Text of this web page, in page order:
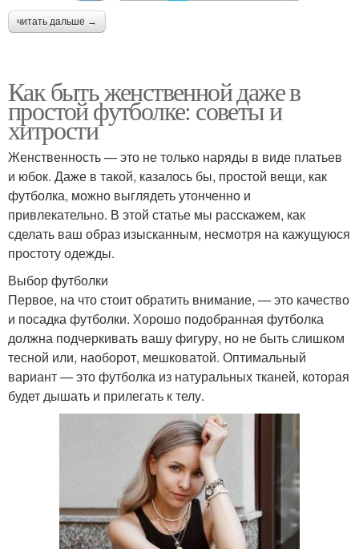
читать дальше →
Как быть женственной даже в
простой футболке: советы и
хитрости
Женственность — это не только наряды в виде платьев
и юбок. Даже в такой, казалось бы, простой вещи, как
футболка, можно выглядеть утонченно и
привлекательно. В этой статье мы расскажем, как
сделать ваш образ изысканным, несмотря на кажущуюся
простоту одежды.
Выбор футболки
Первое, на что стоит обратить внимание, — это качество
и посадка футболки. Хорошо подобранная футболка
должна подчеркивать вашу фигуру, но не быть слишком
тесной или, наоборот, мешковатой. Оптимальный
вариант — это футболка из натуральных тканей, которая
будет дышать и прилегать к телу.